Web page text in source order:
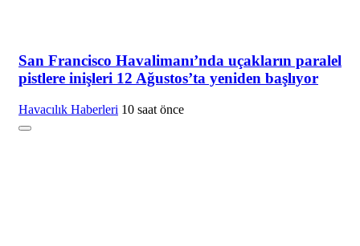
San Francisco Havalimanı’nda uçakların paralel
pistlere inişleri 12 Ağustos’ta yeniden başlıyor
Havacılık Haberleri 10 saat önce